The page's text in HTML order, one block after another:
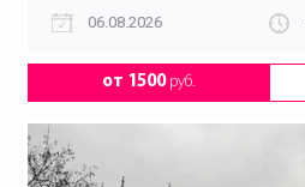
06.08.2026
от 1500руб.